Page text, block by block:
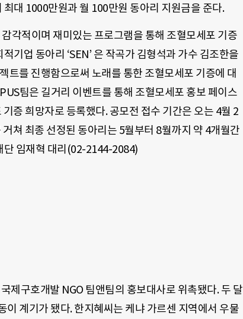
대 1000만원과 월 100만원 동아리 지원금을 준다.
각적이며 재미있는 프로그램을 통해 조혈모세포 기증
기업 동아리 ‘SEN’ 은 작곡가 김형석과 가수 김조한을
트를 진행함으로써 노래를 통한 조혈모세포 기증에 대
팀은 길거리 이벤트를 통해 조혈모세포 홍보 페이스
증 희망자로 등록했다. 공모전 접수 기간은 오는 4월 2
쳐 최종 선정된 동아리는 5월부터 8월까지 약 4개월간
단 임재혁 대리(02-2144-2084)
제구호개발 NGO 팀앤팀의 홍보대사로 위촉됐다. 두 달
이 계기가 됐다. 한지혜씨는 케냐 가르센 지역에서 우물